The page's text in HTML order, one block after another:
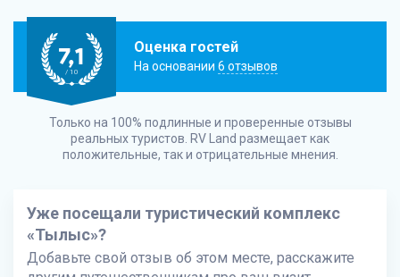
7,1
/ 10
Оценка гостей
На основании 6 отзывов
Только на 100% подлинные и проверенные отзывы
реальных туристов. RV Land размещает как
положительные, так и отрицательные мнения.
Уже посещали туристический комплекс
«Тылыс»?
Добавьте свой отзыв об этом месте, расскажите